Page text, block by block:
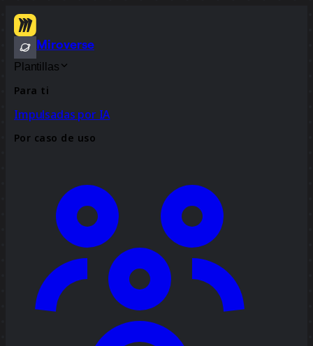
Miroverse
Plantillas
Para ti
Impulsadas por IA
Por caso de uso